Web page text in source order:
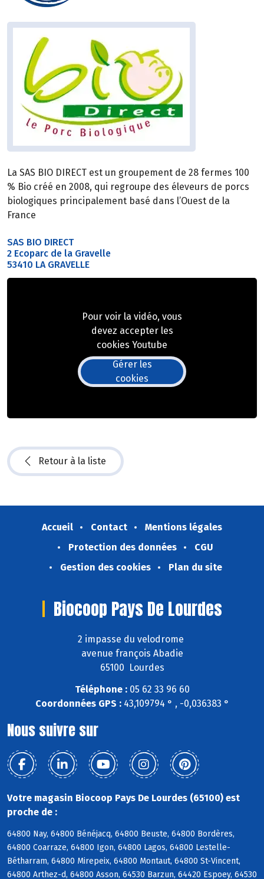
La SAS BIO DIRECT est un groupement de 28 fermes 100
% Bio créé en 2008, qui regroupe des éleveurs de porcs
biologiques principalement basé dans l’Ouest de la
France
SAS BIO DIRECT
2 Ecoparc de la Gravelle
53410 LA GRAVELLE
Pour voir la vidéo, vous
devez accepter les
cookies Youtube
Gérer les
cookies
Retour à la liste
Accueil Contact
Mentions légales
Protection des données
CGU
Gestion des cookies
Plan du site
Biocoop Pays De Lourdes
2 impasse du velodrome
avenue françois Abadie
65100 Lourdes
Téléphone :05 62 33 96 60
Coordonnées GPS :43,109794 ° , -0,036383 °
Nous suivre sur
Votre magasin Biocoop Pays De Lourdes (65100) est
proche de :
64800 Nay, 64800 Bénéjacq, 64800 Beuste, 64800 Bordères,
64800 Coarraze, 64800 Igon, 64800 Lagos, 64800 Lestelle-
Bétharram, 64800 Mirepeix, 64800 Montaut, 64800 St-Vincent,
64800 Arthez-d, 64800 Asson, 64530 Barzun, 64420 Espoey, 64530